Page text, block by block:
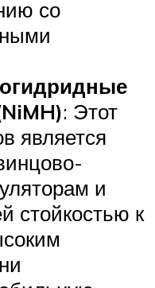
со
: Этот
является
и
стойкостью к